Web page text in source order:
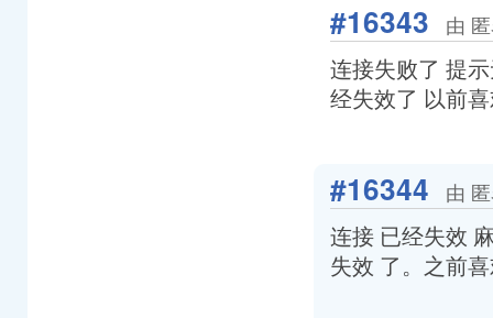
#16343 由
连接失败了 提
经失效了 以前
#16344 由
连接 已经失效
失效 了。之前